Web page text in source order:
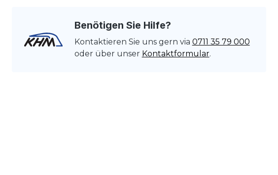
Benötigen Sie Hilfe?
Kontaktieren Sie uns gern via 0711 35 79 000
oder über unser Kontaktformular.